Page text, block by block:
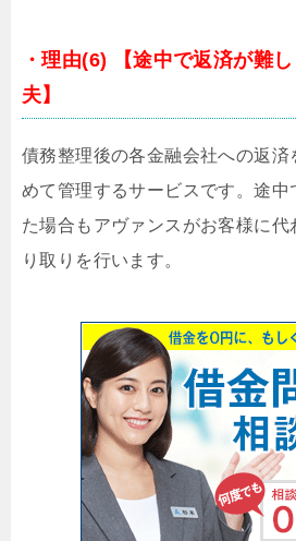
・理由(6) 【途中で返済が難
夫】
債務整理後の各金融会社への返済
めて管理するサービスです。途中
た場合もアヴァンスがお客様に
り取りを行います。